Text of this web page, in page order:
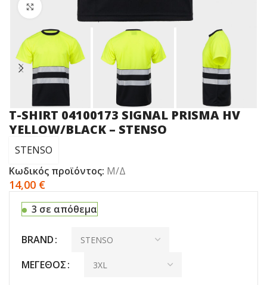
T-SHIRT 04100173 SIGNAL PRISMA HV
YELLOW/BLACK – STENSO
STENSO
Κωδικός προϊόντος: Μ/Δ
14,00 €
3 σε απόθεμα
BRAND
ΜΈΓΕΘΟΣ